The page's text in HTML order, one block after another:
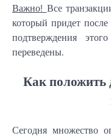
Важно! Все
который придет
подтверждения
переведены.
Как положить
Сегодня множество